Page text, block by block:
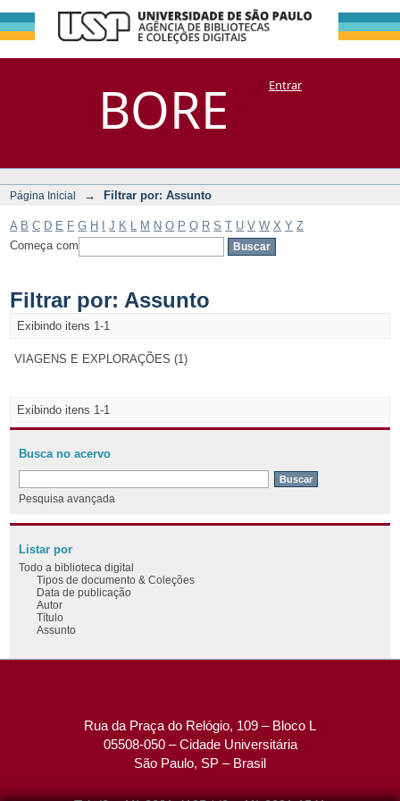
BORE
Filtrar por:
Assunto
DSpace/Manakin + CoriscoEntrar
Página Inicial → Filtrar por: Assunto
A B C D E F G H J K M N O P Q R S T U V W X Y Z
Começa com
Filtrar por: Assunto
Exibindo itens 1-1
VIAGENS E EXPLORAÇÕES (1)
Exibindo itens 1-1
Busca no acervo
Pesquisa avançada
Listar por
Todo a biblioteca digital
Tipos de documento & Coleções
Data de publicação
Autor
Título
Assunto
Rua da Praça do Relógio, 109 – Bloco L
05508-050 – Cidade Universitária
São Paulo, SP – Brasil